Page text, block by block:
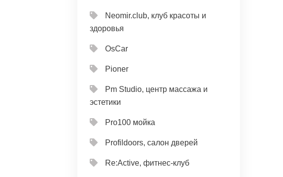
Neomir.club, клуб красоты и
здоровья
OsCar
Pioner
Pm Studio, центр массажа и
эстетики
Pro100 мойка
Profildoors, салон дверей
Re:Active, фитнес-клуб